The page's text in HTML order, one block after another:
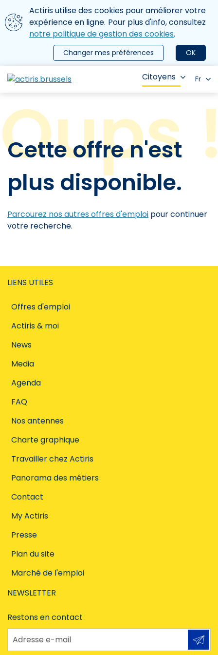
Aller au contenu principal
Nous utilisons des cookies
Actiris utilise des cookies pour améliorer votre
expérience en ligne. Pour plus d'info, consultez
notre politique de gestion des cookies.
OK
Changer mes préférences
le menu
Citoyens Fr
Cette offre n'est
plus disponible.
Parcourez nos autres offres d'emploi pour continuer
votre recherche.
LIENS UTILES
Offres d'emploi
Actiris & moi
News
Media
Agenda
FAQ
Nos antennes
Charte graphique
Travailler chez Actiris
Panorama des métiers
Contact
My Actiris
Presse
Plan du site
Marché de l'emploi
NEWSLETTER
Restons en contact
Adresse e-mail